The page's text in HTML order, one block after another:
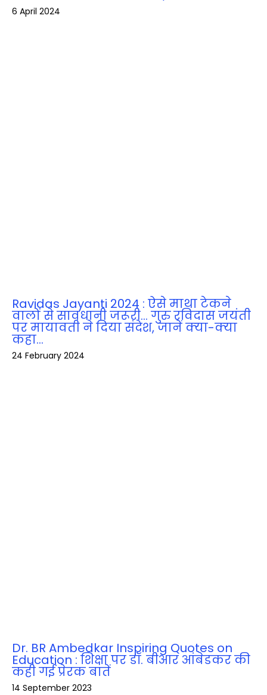
6 April 2024
Ravidas Jayanti 2024 : ऐसे माथा टेकने
वालों से सावधानी जरूरी… गुरु रविदास जयंती
पर मायावती ने दिया संदेश, जानें क्‍या-क्‍या
कहा…
24 February 2024
Dr. BR Ambedkar Inspiring Quotes on
Education : शिक्षा पर डॉ. बीआर आंबेडकर की
कही गई प्रेरक बातें
14 September 2023